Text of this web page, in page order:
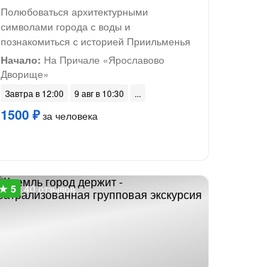
Полюбоваться архитектурными
символами города с воды и
познакомиться с историей Приильменья
Начало: На Причале «Ярославово
Дворище»
Завтра в 12:00 9 авг в 10:30
1500 ₽за человека
40 отзывов